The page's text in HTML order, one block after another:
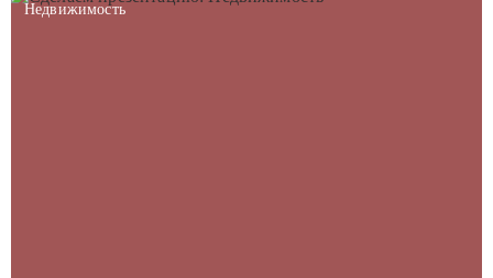
Недвижимость